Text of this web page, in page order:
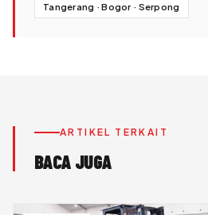
Tangerang · Bogor · Serpong
ARTIKEL TERKAIT
BACA JUGA